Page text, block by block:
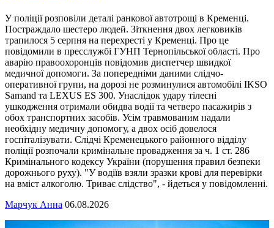
У поліції розповіли деталі ранкової автотрощі в Кременці.
Постраждало шестеро людей. Зіткнення двох легковиків
трапилося 5 серпня на перехресті у Кременці. Про це
повідомили в пресслужбі ГУНП Тернопільської області. Про
аварію правоохоронців повідомив диспетчер швидкої
медичної допомоги. За попередніми даними слідчо-
оперативної групи, на дорозі не розминулися автомобілі IKSO
Samand та LEXUS ES 300. Унаслідок удару тілесні
ушкодження отримали обидва водії та четверо пасажирів з
обох транспортних засобів. Усім травмованим надали
необхідну медичну допомогу, а двох осіб довелося
госпіталізувати. Слідчі Кременецького районного відділу
поліції розпочали кримінальне провадження за ч. 1 ст. 286
Кримінального кодексу України (порушення правил безпеки
дорожнього руху). "У водіїв взяли зразки крові для перевірки
на вміст алкоголю. Триває слідство", - йдеться у повідомленні.
Марчук Анна 06.08.2026